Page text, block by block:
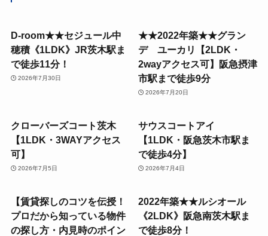
D-room★★セジュール中
穂積《1LDK》JR茨木駅ま
で徒歩11分！
2026年7月30日
★★2022年築★★グラン
デ ユーカリ【2LDK・
2wayアクセス可】阪急摂津
市駅まで徒歩9分
2026年7月20日
クローバーズコート茨木
【1LDK・3WAYアクセス
可】
2026年7月5日
サウスコートアイ
【1LDK・阪急茨木市駅ま
で徒歩4分】
2026年7月4日
【賃貸探しのコツを伝授！
プロだから知っている物件
の探し方・内見時のポイン
2022年築★★ルシオール
《2LDK》阪急南茨木駅ま
で徒歩8分！